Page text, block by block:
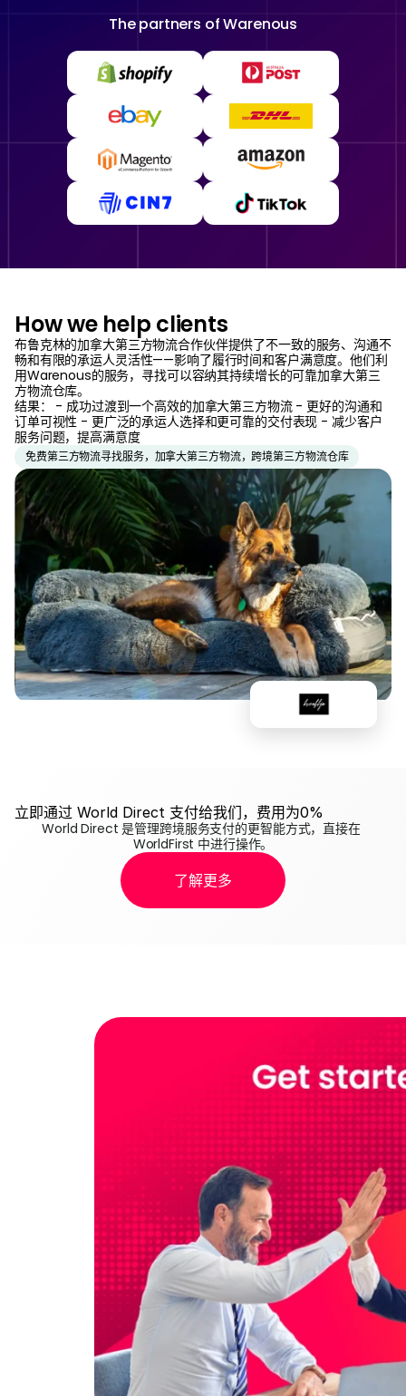
The partners ofWarenous
How we help clients
布鲁克林的加拿大第三方物流合作伙伴提供了不一致的服务、沟通不
畅和有限的承运人灵活性——影响了履行时间和客户满意度。他们利
用Warenous的服务，寻找可以容纳其持续增长的可靠加拿大第三
方物流仓库。
结果： - 成功过渡到一个高效的加拿大第三方物流 - 更好的沟通和
订单可视性 - 更广泛的承运人选择和更可靠的交付表现 - 减少客户
服务问题，提高满意度
免费第三方物流寻找服务，加拿大第三方物流，跨境第三方物流仓库
立即通过 World Direct 支付给我们，费用为0%
World Direct 是管理跨境服务支付的更智能方式，直接在
WorldFirst 中进行操作。
了解更多